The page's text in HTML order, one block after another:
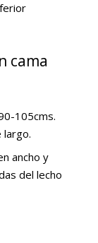
cama
105cms.
largo.
ancho y
del lecho